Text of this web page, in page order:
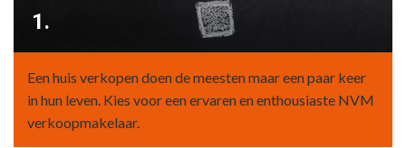
1.
Een huis verkopen doen de meesten maar een paar keer
in hun leven. Kies voor een ervaren en enthousiaste NVM
verkoopmakelaar.